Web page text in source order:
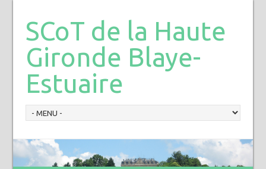
SCoT de la Haute
Gironde Blaye-
Estuaire